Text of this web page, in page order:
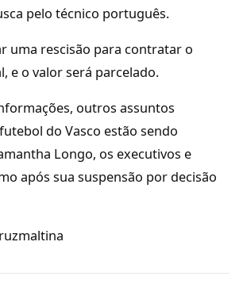
pelo técnico português.
uma rescisão para contratar o
e o valor será parcelado.
outros assuntos
do Vasco estão sendo
Longo, os executivos e
após sua suspensão por decisão